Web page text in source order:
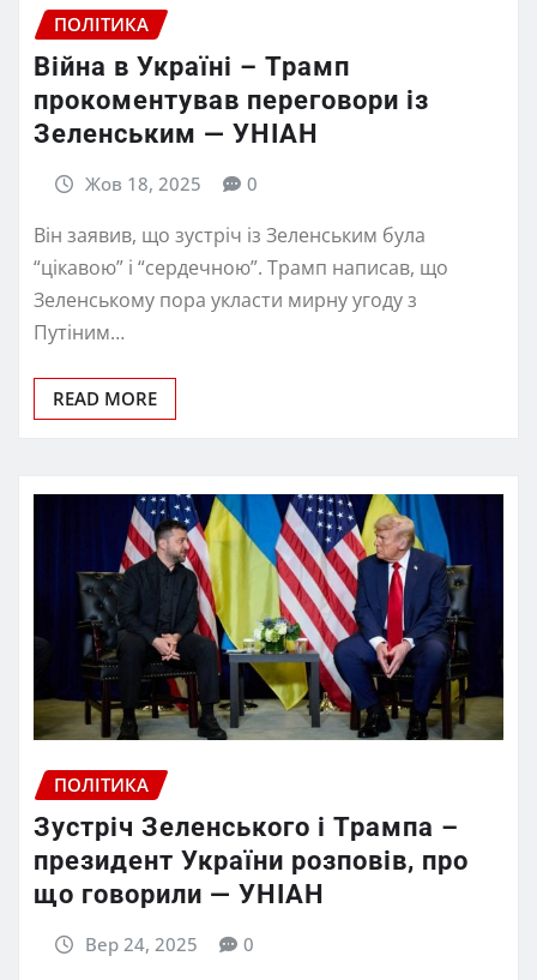
ПОЛІТИКА
Війна в Україні – Трамп
прокоментував переговори із
Зеленським — УНІАН
Жов 18, 2025 0
Він заявив, що зустріч із Зеленським була
“цікавою” і “сердечною”. Трамп написав, що
Зеленському пора укласти мирну угоду з
Путіним…
READ MORE
ПОЛІТИКА
Зустріч Зеленського і Трампа –
президент України розповів, про
що говорили — УНІАН
Вер 24, 2025 0